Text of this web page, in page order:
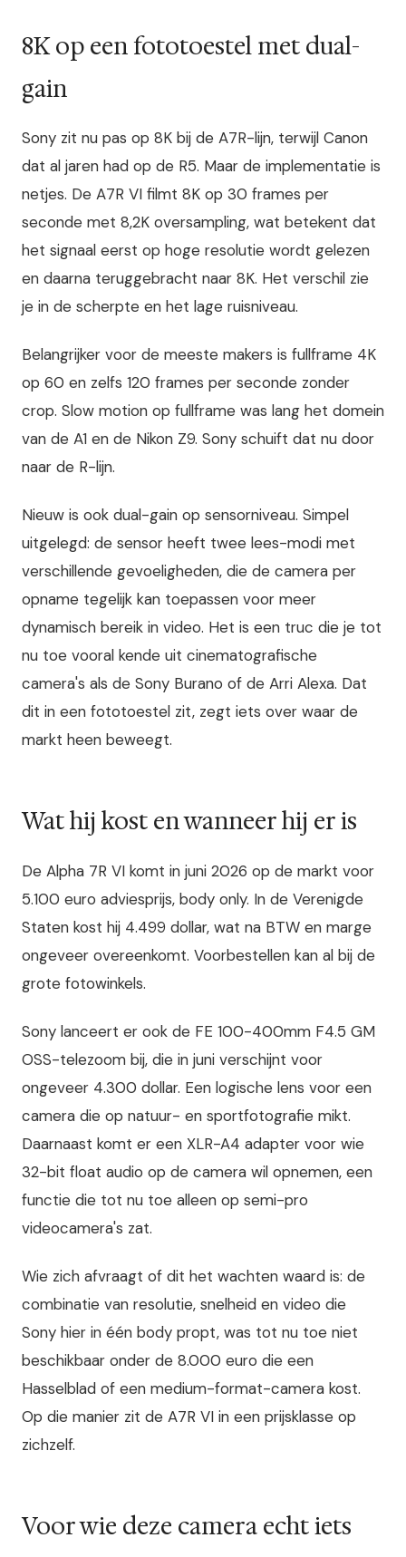
8K op een fototoestel met dual-
gain
Sony zit nu pas op 8K bij de A7R-lijn, terwijl Canon
dat al jaren had op de R5. Maar de implementatie is
netjes. De A7R VI filmt 8K op 30 frames per
seconde met 8,2K oversampling, wat betekent dat
het signaal eerst op hoge resolutie wordt gelezen
en daarna teruggebracht naar 8K. Het verschil zie
je in de scherpte en het lage ruisniveau.
Belangrijker voor de meeste makers is fullframe 4K
op 60 en zelfs 120 frames per seconde zonder
crop. Slow motion op fullframe was lang het domein
van de A1 en de Nikon Z9. Sony schuift dat nu door
naar de R-lijn.
Nieuw is ook dual-gain op sensorniveau. Simpel
uitgelegd: de sensor heeft twee lees-modi met
verschillende gevoeligheden, die de camera per
opname tegelijk kan toepassen voor meer
dynamisch bereik in video. Het is een truc die je tot
nu toe vooral kende uit cinematografische
camera's als de Sony Burano of de Arri Alexa. Dat
dit in een fototoestel zit, zegt iets over waar de
markt heen beweegt.
Wat hij kost en wanneer hij er is
De Alpha 7R VI komt in juni 2026 op de markt voor
5.100 euro adviesprijs, body only. In de Verenigde
Staten kost hij 4.499 dollar, wat na BTW en marge
ongeveer overeenkomt. Voorbestellen kan al bij de
grote fotowinkels.
Sony lanceert er ook de FE 100-400mm F4.5 GM
OSS-telezoom bij, die in juni verschijnt voor
ongeveer 4.300 dollar. Een logische lens voor een
camera die op natuur- en sportfotografie mikt.
Daarnaast komt er een XLR-A4 adapter voor wie
32-bit float audio op de camera wil opnemen, een
functie die tot nu toe alleen op semi-pro
videocamera's zat.
Wie zich afvraagt of dit het wachten waard is: de
combinatie van resolutie, snelheid en video die
Sony hier in één body propt, was tot nu toe niet
beschikbaar onder de 8.000 euro die een
Hasselblad of een medium-format-camera kost.
Op die manier zit de A7R VI in een prijsklasse op
zichzelf.
Voor wie deze camera echt iets